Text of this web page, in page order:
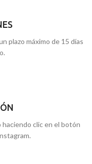
plazo máximo de 15 días
clic en el botón